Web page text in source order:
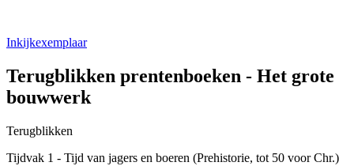
Inkijkexemplaar
Terugblikken prentenboeken - Het grote
bouwwerk
Terugblikken
Tijdvak 1 - Tijd van jagers en boeren (Prehistorie, tot 50 voor Chr.)